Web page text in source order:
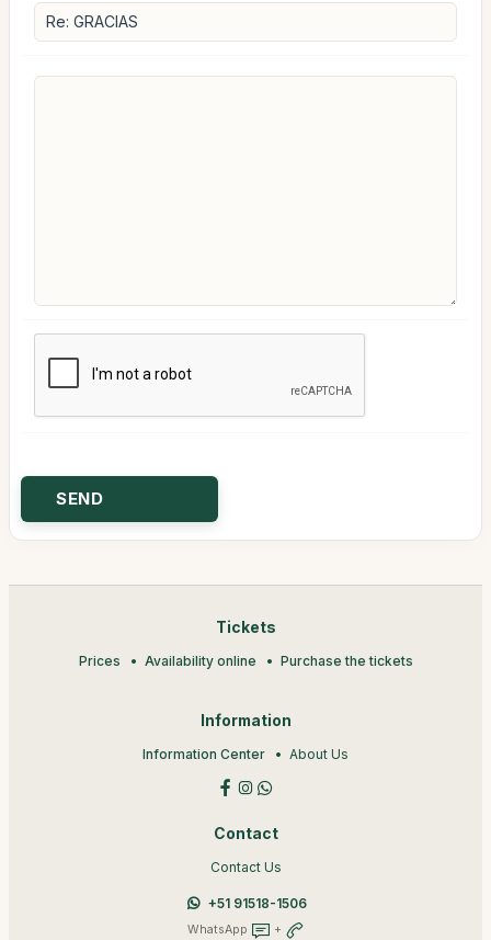
Tickets
Prices Availability online Purchase the tickets
Information
Information Center About Us
Contact
Contact Us
+51 91518-1506
WhatsApp +